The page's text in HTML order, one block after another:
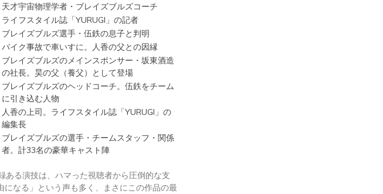
天才宇宙物理学者・ブレイズブルズコーチ
ライフスタイル誌「YURUGI」の記者
ブレイズブルズ選手・伍鉄の息子と判明
バイク事故で車いすに。人香の父との因縁
ブレイズブルズのメインスポンサー・坂東酒造
の社長。昊の父（養父）として登場
ブレイズブルズのヘッドコーチ。伍鉄をチーム
に引き込む人物
人香の上司。ライフスタイル誌「YURUGI」の
編集長
ブレイズブルズの選手・チームスタッフ・関係
者。計33名の豪華キャスト陣
ある演技は、ハマった視聴者から圧倒的な支
なる」という声も多く、まさにこの作品の最